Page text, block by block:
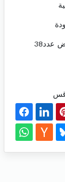
نهج محسن القلال اقامةالرياض عدد38